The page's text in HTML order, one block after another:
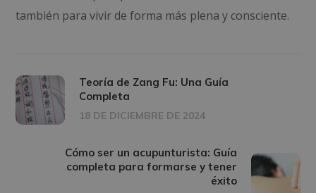
también para vivir de forma más plena y consciente.
Teoría de Zang Fu: Una Guía
Completa
18 DE DICIEMBRE DE 2024
Cómo ser un acupunturista: Guía
completa para formarse y tener
éxito